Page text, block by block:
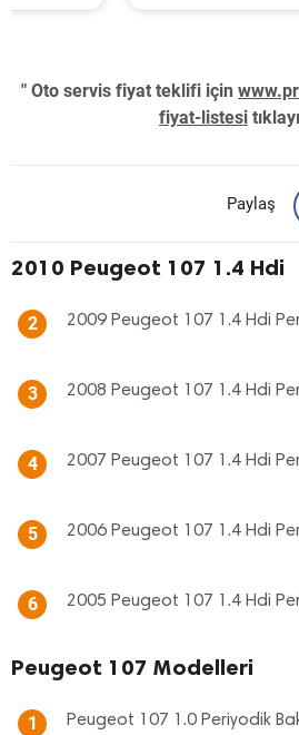
" Oto servis fiyat teklifi için
fiyat-listesi
Paylaş
2010 Peugeot 107 1.4 Hdi
2 2009 Peugeot 107 1.4 Hdi
3 2008 Peugeot 107 1.4 Hdi
4 2007 Peugeot 107 1.4 Hdi
5 2006 Peugeot 107 1.4 Hdi
6 2005 Peugeot 107 1.4 Hdi
Peugeot 107 Modelleri
1 Peugeot 107 1.0 Periyodik